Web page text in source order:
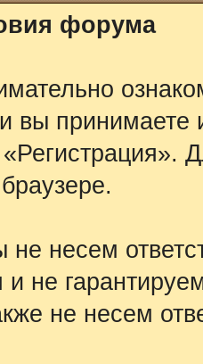
форума
вы принимаете
не несем
не
не несем